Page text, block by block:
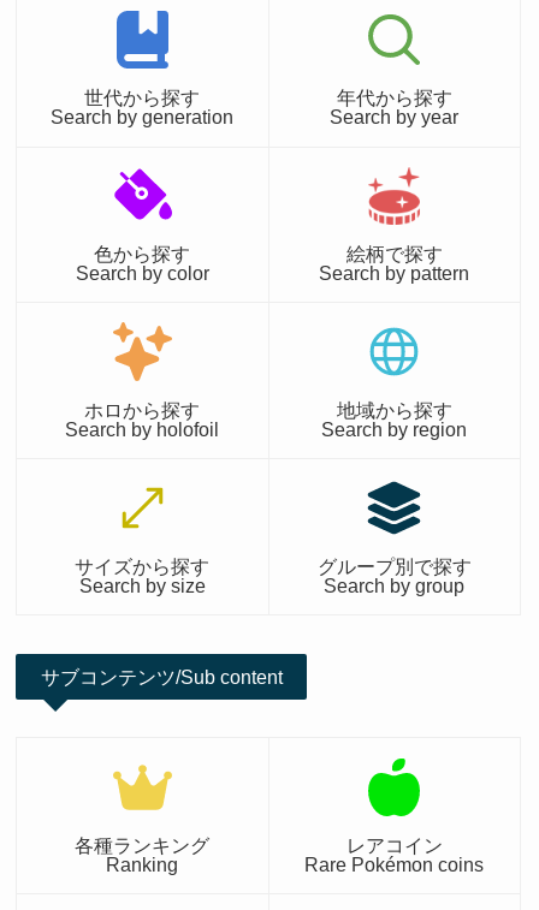
世代から探す
Search by generation
年代から探す
Search by year
色から探す
Search by color
絵柄で探す
Search by pattern
ホロから探す
Search by holofoil
地域から探す
Search by region
サイズから探す
Search by size
グループ別で探す
Search by group
サブコンテンツ/Sub content
各種ランキング
Ranking
レアコイン
Rare Pokémon coins